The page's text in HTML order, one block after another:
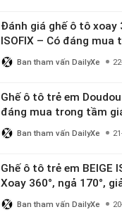
Đánh giá ghế ô tô xoay
ISOFIX – Có đáng
triệu
Ban tham vấn DailyXe
Ghế ô tô trẻ em Doudou
đáng mua trong tầm
Ban tham vấn DailyXe
Ghế ô tô trẻ em BEIGE
Xoay 360°, ngả 170°,
linh hoạt cho bé 0–10
Ban tham vấn DailyXe